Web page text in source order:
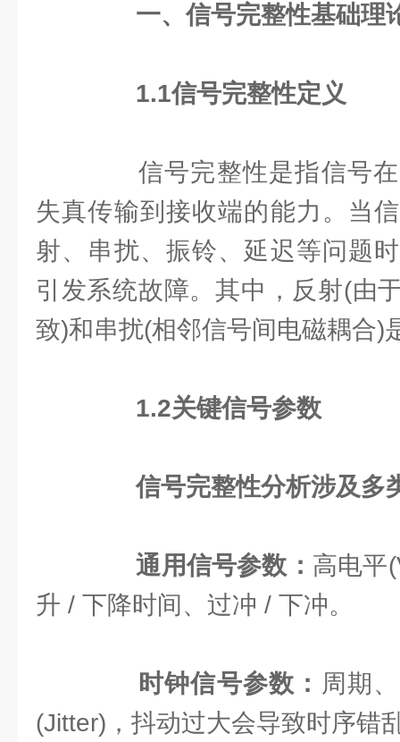
一、信号完整性基础理
1.1信号完整性定义
信号完整性是指信号在
失真传输到接收端的能力。当
射、串扰、振铃、延迟等问题
引发系统故障。其中，反射(由
致)和串扰(相邻信号间电磁耦合)
1.2关键信号参数
信号完整性分析涉及多
通用信号参数： 高电平
升 / 下降时间、过冲 / 下冲。
时钟信号参数： 周期
(Jitter)，抖动过大会导致时序错